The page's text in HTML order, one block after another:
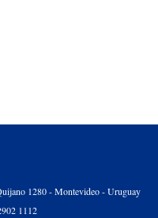
1280 - Montevideo - Uruguay
1112